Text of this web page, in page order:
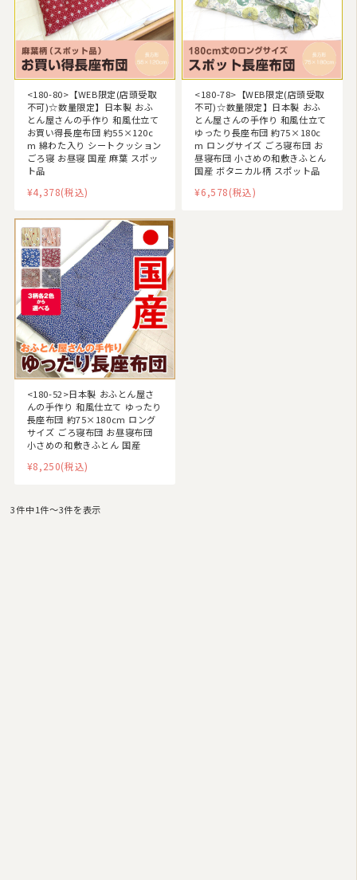
<180-80>【WEB限定(店頭受取
不可)☆数量限定】日本製 おふ
とん屋さんの手作り 和風仕立て
お買い得長座布団 約55×120c
m 綿わた入り シートクッション
ごろ寝 お昼寝 国産 麻葉 スポッ
ト品
¥4,378(税込)
<180-78>【WEB限定(店頭受取
不可)☆数量限定】日本製 おふ
とん屋さんの手作り 和風仕立て
ゆったり長座布団 約75×180c
m ロングサイズ ごろ寝布団 お
昼寝布団 小さめの和敷きふとん
国産 ボタニカル柄 スポット品
¥6,578(税込)
<180-52>日本製 おふとん屋さ
んの手作り 和風仕立て ゆったり
長座布団 約75×180cm ロング
サイズ ごろ寝布団 お昼寝布団
小さめの和敷きふとん 国産
¥8,250(税込)
3件中1件〜3件を表示